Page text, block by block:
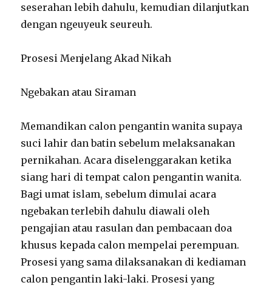
seserahan lebih dahulu, kemudian dilanjutkan
dengan ngeuyeuk seureuh.
Prosesi Menjelang Akad Nikah
Ngebakan atau Siraman
Memandikan calon pengantin wanita supaya
suci lahir dan batin sebelum melaksanakan
pernikahan. Acara diselenggarakan ketika
siang hari di tempat calon pengantin wanita.
Bagi umat islam, sebelum dimulai acara
ngebakan terlebih dahulu diawali oleh
pengajian atau rasulan dan pembacaan doa
khusus kepada calon mempelai perempuan.
Prosesi yang sama dilaksanakan di kediaman
calon pengantin laki-laki. Prosesi yang